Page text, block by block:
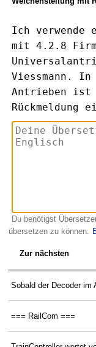
Ich verwende
mit 4.2.8
Viessmann. In
Antrieben ist
Rückmeldung
Du benötigst
übersetzen zu können.
Zur nächsten
Sobald der Decoder im Antrieb die Austastlücke registriert, sendet er
=== RailCom ===